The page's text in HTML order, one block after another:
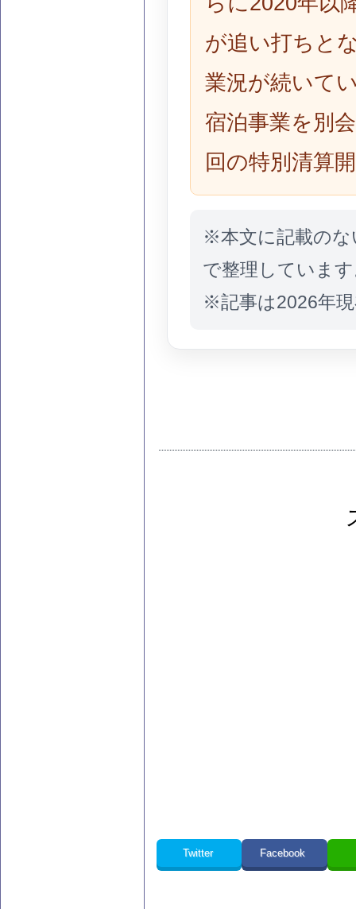
が追い打ちと
業況が続いて
宿泊事業を別
回の特別清算
※本文に記載のな
で整理していま
※記事は2026年
Twitter Facebook